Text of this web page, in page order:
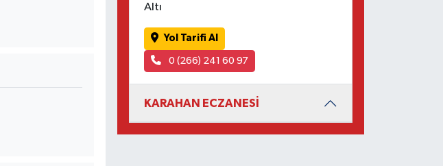
Altı
Yol Tarifi Al
0 (266) 241 60 97
KARAHAN ECZANESİ